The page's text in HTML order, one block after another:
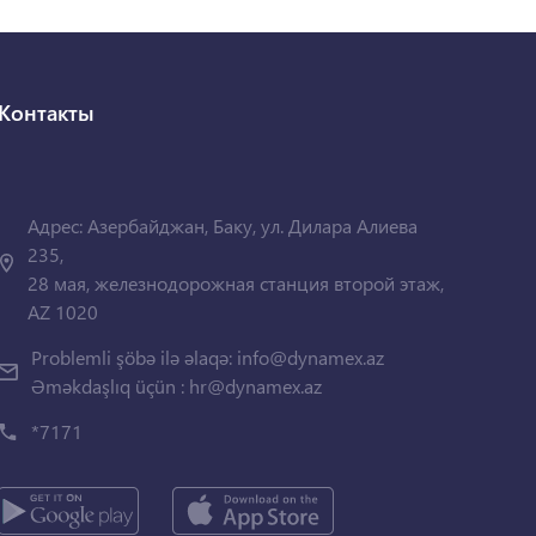
Адрес: Азербайджан, Баку, ул. Дилара Алиева
235,
28 мая, железнодорожная станция второй этаж,
AZ 1020
Problemli şöbə ilə əlaqə: info@dynamex.az
Əməkdaşlıq üçün : hr@dynamex.az
*7171